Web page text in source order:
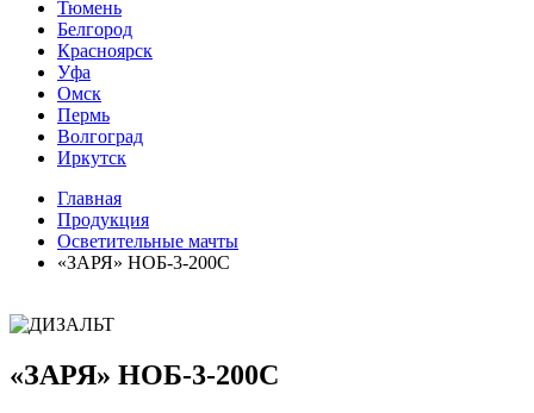
Тюмень
Белгород
Красноярск
Уфа
Омск
Пермь
Волгоград
Иркутск
Главная
Продукция
Осветительные мачты
«ЗАРЯ» НОБ-3-200С
«ЗАРЯ» НОБ-3-200С